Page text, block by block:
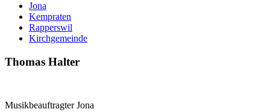
Jona
Kempraten
Rapperswil
Kirchgemeinde
Thomas Halter
Musikbeauftragter Jona